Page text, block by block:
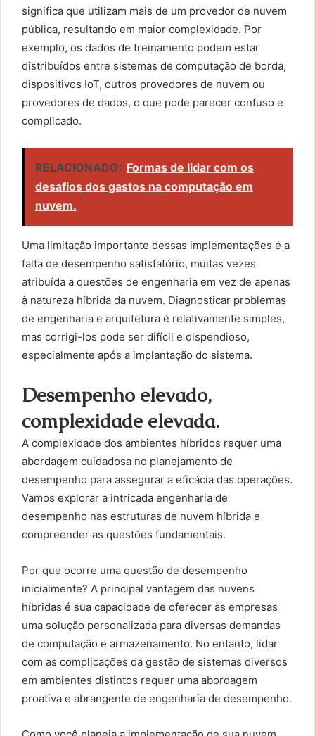
significa que utilizam mais de um provedor de nuvem
pública, resultando em maior complexidade. Por
exemplo, os dados de treinamento podem estar
distribuídos entre sistemas de computação de borda,
dispositivos IoT, outros provedores de nuvem ou
provedores de dados, o que pode parecer confuso e
complicado.
RELACIONADO: Formas de lidar com os
desafios dos gastos na computação em
nuvem.
Uma limitação importante dessas implementações é a
falta de desempenho satisfatório, muitas vezes
atribuída a questões de engenharia em vez de apenas
à natureza híbrida da nuvem. Diagnosticar problemas
de engenharia e arquitetura é relativamente simples,
mas corrigi-los pode ser difícil e dispendioso,
especialmente após a implantação do sistema.
Desempenho elevado,
complexidade elevada.
A complexidade dos ambientes híbridos requer uma
abordagem cuidadosa no planejamento de
desempenho para assegurar a eficácia das operações.
Vamos explorar a intricada engenharia de
desempenho nas estruturas de nuvem híbrida e
compreender as questões fundamentais.
Por que ocorre uma questão de desempenho
inicialmente? A principal vantagem das nuvens
híbridas é sua capacidade de oferecer às empresas
uma solução personalizada para diversas demandas
de computação e armazenamento. No entanto, lidar
com as complicações da gestão de sistemas diversos
em ambientes distintos requer uma abordagem
proativa e abrangente de engenharia de desempenho.